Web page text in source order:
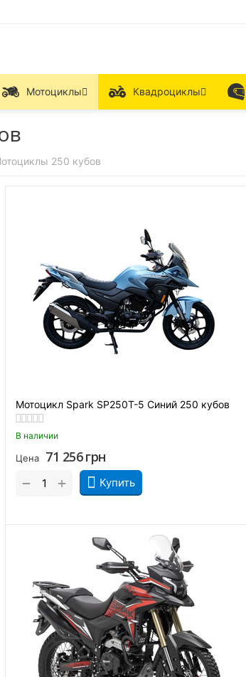
Мотоциклы Квадроциклы
250 кубов
Мотоцикл Spark SP250T-5 Синий 250 кубов
В наличии
Цена 71 256грн
Купить
+
−